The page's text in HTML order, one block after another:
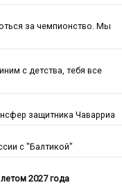
за чемпионство. Мы
с детства, тебя все
защитника Чаварриа
с "Балтикой"
2027 года